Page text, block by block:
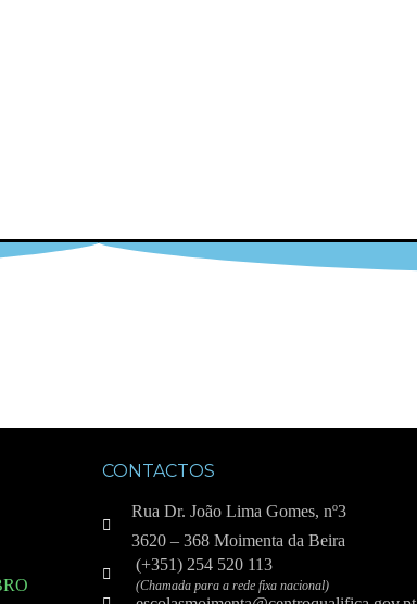
CONTACTOS
Rua Dr. João Lima Gomes, nº3
3620 – 368 Moimenta da Beira
(+351) 254 520 113
(Chamada para a rede fixa nacional)